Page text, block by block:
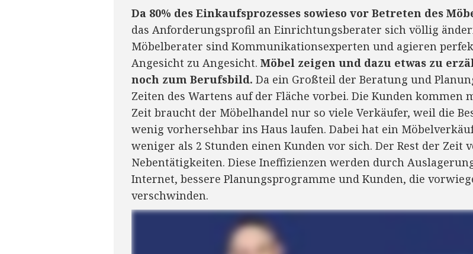
Da 80% des Einkaufsprozesses sowieso vor Betreten des
das Anforderungsprofil an Einrichtungsberater sich völlig
Möbelberater sind Kommunikationsexperten und agieren
Angesicht zu Angesicht. Möbel zeigen und dazu etwas zu
noch zum Berufsbild. Da ein Großteil der Beratung und
Zeiten des Wartens auf der Fläche vorbei. Die Kunden
Zeit braucht der Möbelhandel nur so viele Verkäufer, weil die
wenig vorhersehbar ins Haus laufen. Dabei hat ein
weniger als 2 Stunden einen Kunden vor sich. Der Rest der Zeit
Nebentätigkeiten. Diese Ineffizienzen werden durch
Internet, bessere Planungsprogramme und Kunden, die
verschwinden.